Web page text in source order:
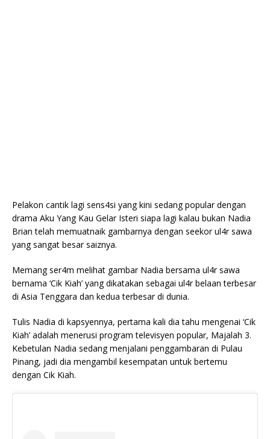
Pelakon cantik lagi sens4si yang kini sedang popular dengan
drama Aku Yang Kau Gelar Isteri siapa lagi kalau bukan Nadia
Brian telah memuatnaik gambarnya dengan seekor ul4r sawa
yang sangat besar saiznya.
Memang ser4m melihat gambar Nadia bersama ul4r sawa
bernama ‘Cik Kiah’ yang dikatakan sebagai ul4r belaan terbesar
di Asia Tenggara dan kedua terbesar di dunia.
Tulis Nadia di kapsyennya, pertama kali dia tahu mengenai ‘Cik
Kiah’ adalah menerusi program televisyen popular, Majalah 3.
Kebetulan Nadia sedang menjalani penggambaran di Pulau
Pinang, jadi dia mengambil kesempatan untuk bertemu
dengan Cik Kiah.